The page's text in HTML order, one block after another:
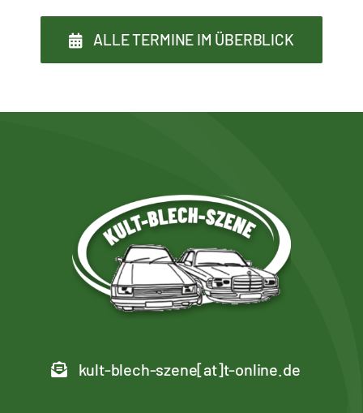
ALLE TERMINE IM ÜBERBLICK
kult-blech-szene[at]t-online.de